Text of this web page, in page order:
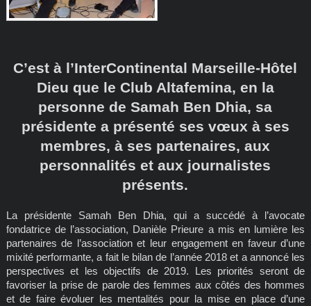
C’est à l’InterContinental Marseille-Hôtel
Dieu que le Club Altafemina, en la
personne de Samah Ben Dhia, sa
présidente a présenté ses vœux à ses
membres, à ses partenaires, aux
personnalités et aux journalistes
présents.
La présidente Samah Ben Dhia, qui a succédé à l’avocate
fondatrice de l’association, Danièle Prieure a mis en lumière les
partenaires de l’association et leur engagement en faveur d’une
mixité performante, a fait le bilan de l’année 2018 et a annoncé les
perspectives et les objectifs de 2019. Les priorités seront de
favoriser la prise de parole des femmes aux côtés des hommes
et de faire évoluer les mentalités pour la mise en place d’une